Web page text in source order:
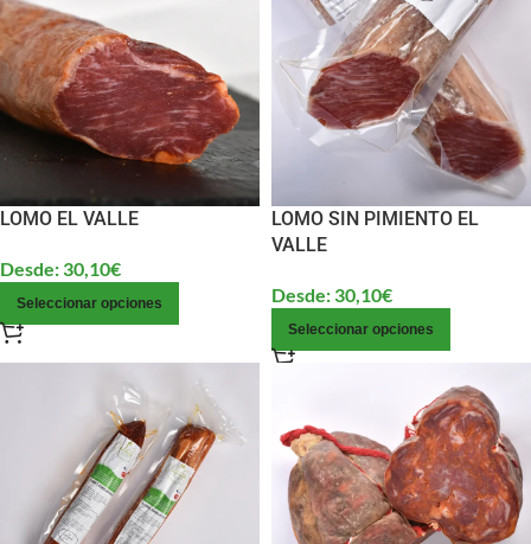
LOMO EL VALLE
Desde: 30,10€
Seleccionar opciones
LOMO SIN PIMIENTO EL
VALLE
Desde: 30,10€
Seleccionar opciones